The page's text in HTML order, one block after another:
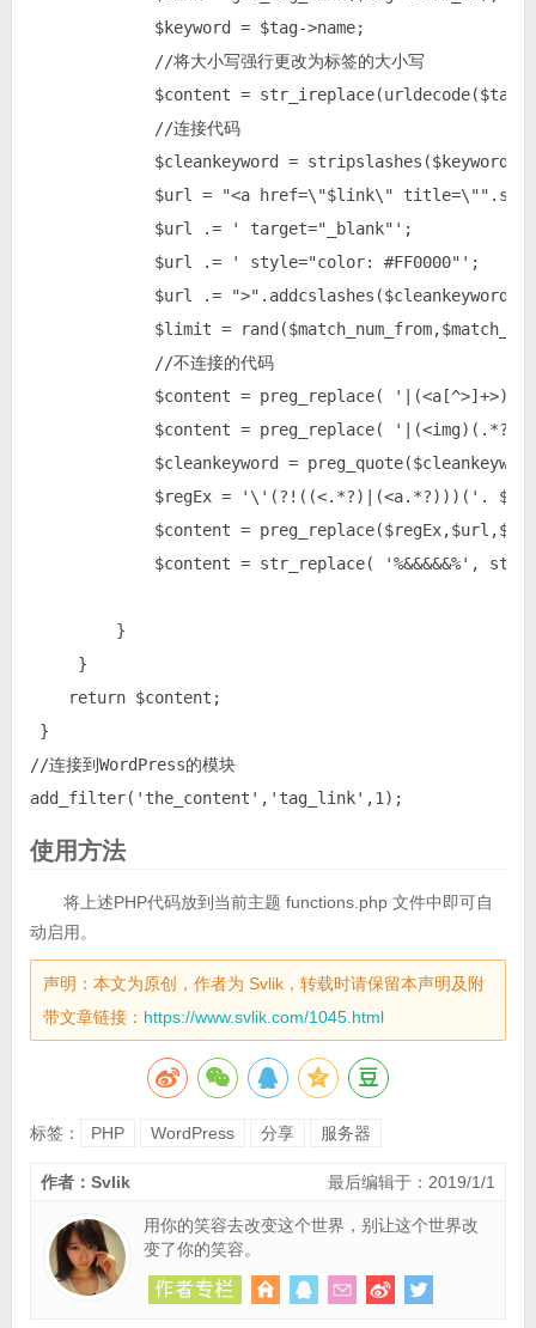
             $keyword = $tag->name;
             //将大小写强行更改为标签的大小写
$content =
             //连接代码
             $cleankeyword = stripslashes($keyword);
$url = "<a href=\"$link\"
             $url .= ' target="_blank"';
             $url .= ' style="color: #FF0000"';
$url .= ">".addcslashes($cleankeyword,
$limit =
             //不连接的代码
$content = preg_replace(
$content = preg_replace(
$cleankeyword =
$regEx = '\'(?!((<.*?)|(<a.*?)))('.
$content =
$content = str_replace( '%&&&&&%',
         }
     }
    return $content;
}
//连接到WordPress的模块
add_filter('the_content','tag_link',1);
使用方法
将上述PHP代码放到当前主题 functions.php 文件中即可自
动启用。
声明：本文为原创，作者为 Svlik，转载时请保留本声明及附
带文章链接： https://www.svlik.com/1045.html
标签： PHP WordPress 分享 服务器
最后编辑于：2019/1/1
作者：Svlik
用你的笑容去改变这个世界，别让这个世界改
变了你的笑容。